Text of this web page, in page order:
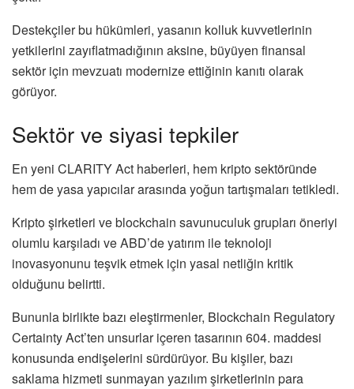
Destekçiler bu hükümleri, yasanın kolluk kuvvetlerinin
yetkilerini zayıflatmadığının aksine, büyüyen finansal
sektör için mevzuatı modernize ettiğinin kanıtı olarak
görüyor.
Sektör ve siyasi tepkiler
En yeni CLARITY Act haberleri, hem kripto sektöründe
hem de yasa yapıcılar arasında yoğun tartışmaları tetikledi.
Kripto şirketleri ve blockchain savunuculuk grupları öneriyi
olumlu karşıladı ve ABD’de yatırım ile teknoloji
inovasyonunu teşvik etmek için yasal netliğin kritik
olduğunu belirtti.
Bununla birlikte bazı eleştirmenler, Blockchain Regulatory
Certainty Act’ten unsurlar içeren tasarının 604. maddesi
konusunda endişelerini sürdürüyor. Bu kişiler, bazı
saklama hizmeti sunmayan yazılım şirketlerinin para